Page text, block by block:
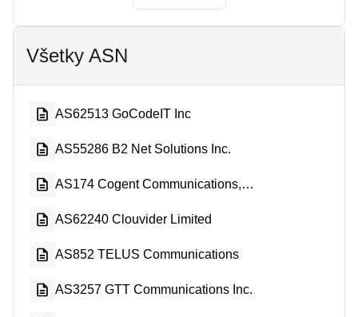
Všetky ASN
AS62513 GoCodeIT Inc
AS55286 B2 Net Solutions Inc.
AS174 Cogent Communications, LLC
AS62240 Clouvider Limited
AS852 TELUS Communications
AS3257 GTT Communications Inc.